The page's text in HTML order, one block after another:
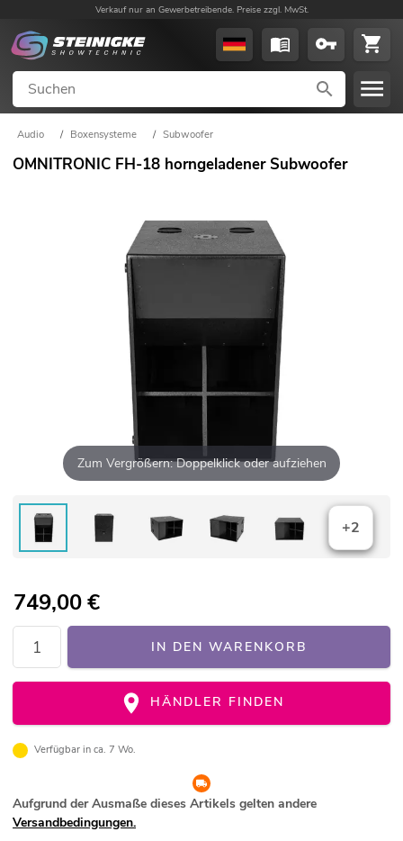
Verkauf nur an Gewerbetreibende. Preise zzgl. MwSt.
Audio / Boxensysteme / Subwoofer
OMNITRONIC FH-18 horngeladener Subwoofer
Zum Vergrößern: Doppelklick oder aufziehen
+2
749,00€
IN DEN WARENKORB
HÄNDLER FINDEN
Verfügbar in ca. 7 Wo.
Aufgrund der Ausmaße dieses Artikels gelten andere
Versandbedingungen.